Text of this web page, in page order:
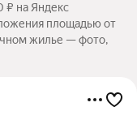
на Яндекс
площадью от
жилье — фото,